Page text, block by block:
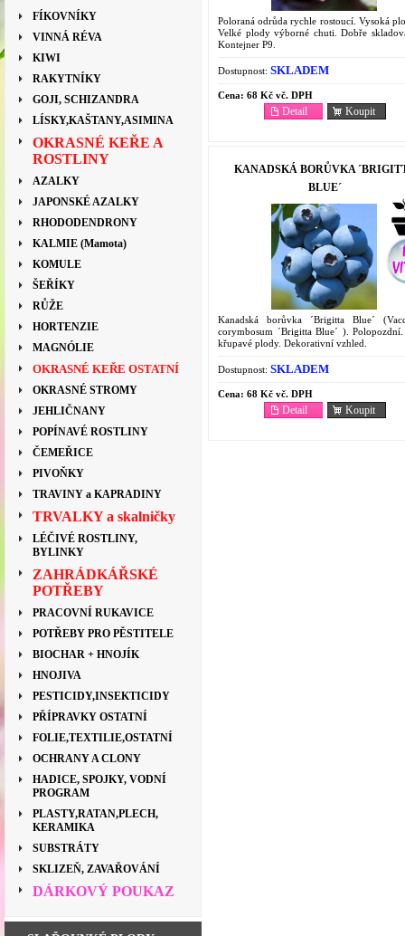
FÍKOVNÍKY
VINNÁ RÉVA
KIWI
RAKYTNÍKY
GOJI, SCHIZANDRA
LÍSKY,KAŠTANY,ASIMINA
OKRASNÉ KEŘE A
ROSTLINY
AZALKY
JAPONSKÉ AZALKY
RHODODENDRONY
KALMIE (Mamota)
KOMULE
ŠEŘÍKY
RŮŽE
HORTENZIE
MAGNÓLIE
OKRASNÉ KEŘE OSTATNÍ
OKRASNÉ STROMY
JEHLIČNANY
POPÍNAVÉ ROSTLINY
ČEMEŘICE
PIVOŇKY
TRAVINY a KAPRADINY
TRVALKY a skalničky
LÉČIVÉ ROSTLINY,
BYLINKY
ZAHRÁDKÁŘSKÉ
POTŘEBY
PRACOVNÍ RUKAVICE
POTŘEBY PRO PĚSTITELE
BIOCHAR + HNOJÍK
HNOJIVA
PESTICIDY,INSEKTICIDY
PŘÍPRAVKY OSTATNÍ
FOLIE,TEXTILIE,OSTATNÍ
OCHRANY A CLONY
HADICE, SPOJKY, VODNÍ
PROGRAM
PLASTY,RATAN,PLECH,
KERAMIKA
SUBSTRÁTY
SKLIZEŇ, ZAVAŘOVÁNÍ
DÁRKOVÝ POUKAZ
Poloraná odrůda rychle rostoucí. Vysoká
Velké plody výborné chuti. Dobře
Kontejner P9.
Dostupnost: SKLADEM
Cena: 68 Kč vč. DPH
Koupit
Detail
KANADSKÁ BORŮVKA
BLUE´
Kanadská borůvka ´Brigitta Blue´
corymbosum ´Brigitta Blue´ ).
křupavé plody. Dekorativní vzhled.
Dostupnost: SKLADEM
Cena: 68 Kč vč. DPH
Koupit
Detail